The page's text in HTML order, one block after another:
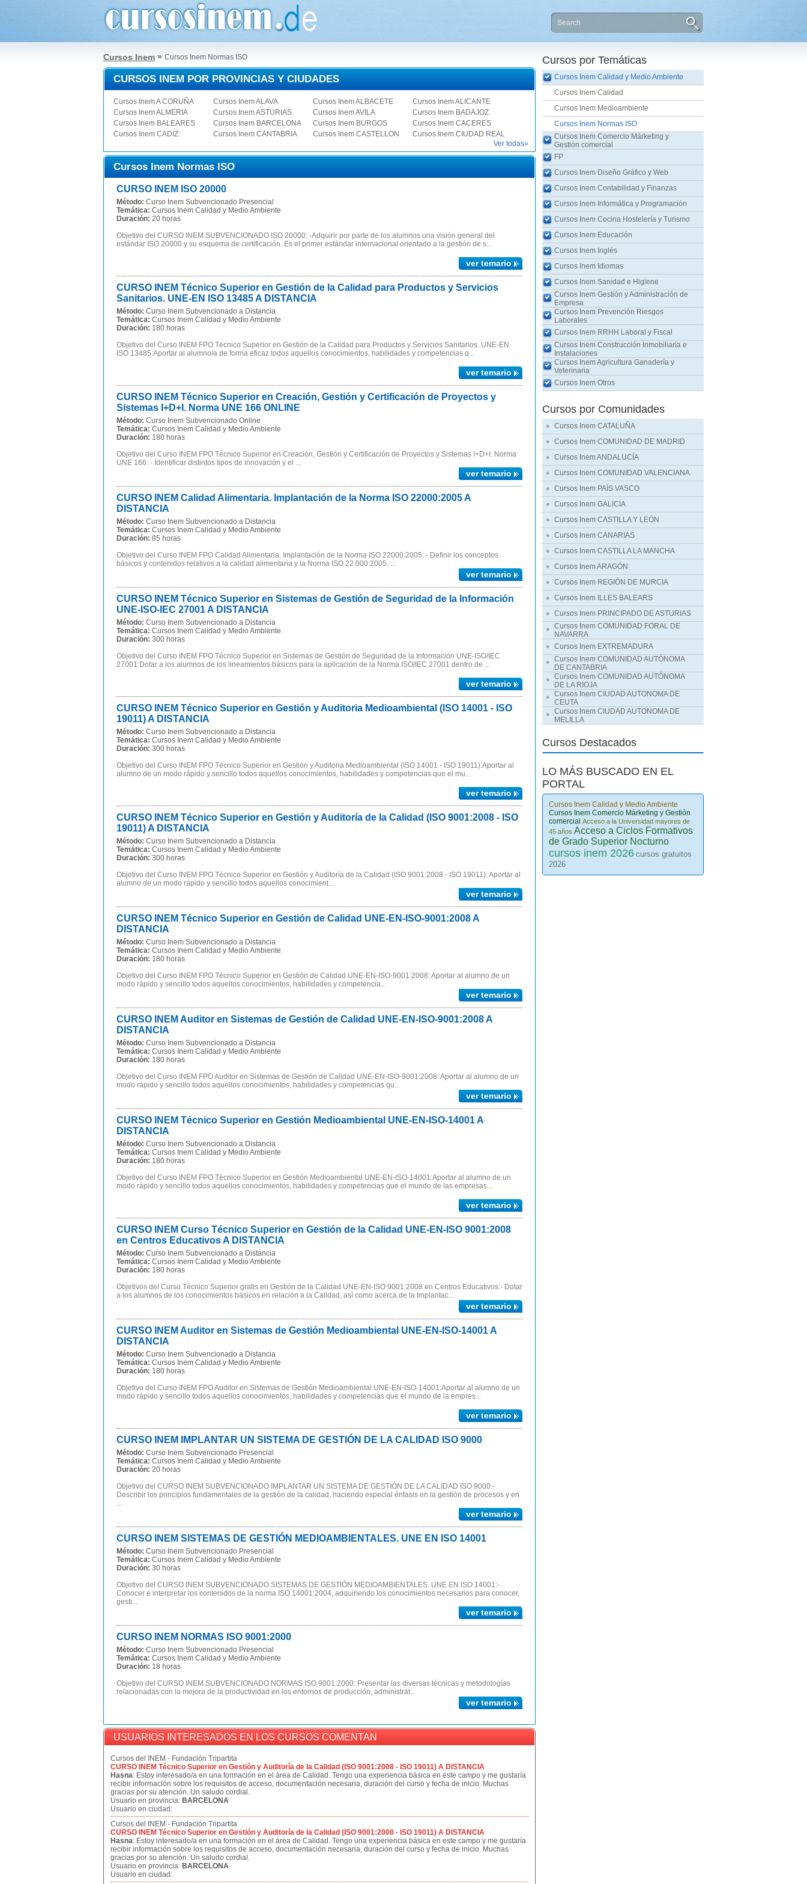
Cursos Inem » Cursos Inem Normas ISO
CURSOS INEM POR PROVINCIAS Y CIUDADES
Cursos Inem A CORUÑA Cursos Inem ALAVA Cursos Inem ALBACETE
Cursos Inem ALICANTE
Cursos Inem ALMERIA
Cursos Inem ASTURIAS Cursos Inem AVILA
Cursos Inem BADAJOZ
Cursos Inem BALEARES
Cursos Inem BARCELONA Cursos Inem BURGOS
Cursos Inem CACERES
Cursos Inem CADIZ
Cursos Inem CANTABRIA Cursos Inem CASTELLON
Cursos Inem CIUDAD REAL
Ver todas»
Cursos Inem Normas ISO
CURSO INEM ISO 20000
Método: Curso Inem Subvencionado Presencial
Temática: Cursos Inem Calidad y Medio Ambiente
Duración: 20 horas
Objetivo del CURSO INEM SUBVENCIONADO ISO 20000: -Adquirir por parte de los alumnos una visión general del
estándar ISO 20000 y su esquema de certificación. Es el primer estándar internacional orientado a la gestión de s...
ver temario
CURSO INEM Técnico Superior en Gestión de la Calidad para Productos y Servicios
Sanitarios. UNE-EN ISO 13485 A DISTANCIA
Método: Curso Inem Subvencionado a Distancia
Temática: Cursos Inem Calidad y Medio Ambiente
Duración: 180 horas
Objetivo del Curso INEM FPO Técnico Superior en Gestión de la Calidad para Productos y Servicios Sanitarios. UNE-EN
ISO 13485:Aportar al alumno/a de forma eficaz todos aquellos conocimientos, habilidades y competencias q...
ver temario
CURSO INEM Técnico Superior en Creación, Gestión y Certificación de Proyectos y
Sistemas I+D+I. Norma UNE 166 ONLINE
Método: Curso Inem Subvencionado Online
Temática: Cursos Inem Calidad y Medio Ambiente
Duración: 180 horas
Objetivo del Curso INEM FPO Técnico Superior en Creación, Gestión y Certificación de Proyectos y Sistemas I+D+I. Norma
UNE 166: - Identificar distintos tipos de innovación y el ...
ver temario
CURSO INEM Calidad Alimentaria. Implantación de la Norma ISO 22000:2005 A
DISTANCIA
Método: Curso Inem Subvencionado a Distancia
Temática: Cursos Inem Calidad y Medio Ambiente
Duración: 85 horas
Objetivo del Curso INEM FPO Calidad Alimentaria. Implantación de la Norma ISO 22000:2005: - Definir los conceptos
básicos y contenidos relativos a la calidad alimentaria y la Norma ISO 22.000:2005. ...
ver temario
CURSO INEM Técnico Superior en Sistemas de Gestión de Seguridad de la Información
UNE-ISO-IEC 27001 A DISTANCIA
Método: Curso Inem Subvencionado a Distancia
Temática: Cursos Inem Calidad y Medio Ambiente
Duración: 300 horas
Objetivo del Curso INEM FPO Técnico Superior en Sistemas de Gestión de Seguridad de la Información UNE-ISO/IEC
27001:Dotar a los alumnos de los lineamientos básicos para la aplicación de la Norma ISO/IEC 27001 dentro de ...
ver temario
CURSO INEM Técnico Superior en Gestión y Auditoria Medioambiental (ISO 14001 - ISO
19011) A DISTANCIA
Método: Curso Inem Subvencionado a Distancia
Temática: Cursos Inem Calidad y Medio Ambiente
Duración: 300 horas
Objetivo del Curso INEM FPO Técnico Superior en Gestión y Auditoria Medioambiental (ISO 14001 - ISO 19011):Aportar al
alumno de un modo rápido y sencillo todos aquellos conocimientos, habilidades y competencias que el mu...
ver temario
CURSO INEM Técnico Superior en Gestión y Auditoría de la Calidad (ISO 9001:2008 - ISO
19011) A DISTANCIA
Método: Curso Inem Subvencionado a Distancia
Temática: Cursos Inem Calidad y Medio Ambiente
Duración: 300 horas
Objetivo del Curso INEM FPO Técnico Superior en Gestión y Auditoría de la Calidad (ISO 9001:2008 - ISO 19011): Aportar al
alumno de un modo rápido y sencillo todos aquellos conocimient...
ver temario
CURSO INEM Técnico Superior en Gestión de Calidad UNE-EN-ISO-9001:2008 A
DISTANCIA
Método: Curso Inem Subvencionado a Distancia
Temática: Cursos Inem Calidad y Medio Ambiente
Duración: 180 horas
Objetivo del Curso INEM FPO Técnico Superior en Gestión de Calidad UNE-EN-ISO-9001:2008: Aportar al alumno de un
modo rápido y sencillo todos aquellos conocimientos, habilidades y competencia...
ver temario
CURSO INEM Auditor en Sistemas de Gestión de Calidad UNE-EN-ISO-9001:2008 A
DISTANCIA
Método: Curso Inem Subvencionado a Distancia
Temática: Cursos Inem Calidad y Medio Ambiente
Duración: 180 horas
Objetivo del Curso INEM FPO Auditor en Sistemas de Gestión de Calidad UNE-EN-ISO-9001:2008: Aportar al alumno de un
modo rápido y sencillo todos aquellos conocimientos, habilidades y competencias qu...
ver temario
CURSO INEM Técnico Superior en Gestión Medioambiental UNE-EN-ISO-14001 A
DISTANCIA
Método: Curso Inem Subvencionado a Distancia
Temática: Cursos Inem Calidad y Medio Ambiente
Duración: 180 horas
Objetivo del Curso INEM FPO Técnico Superior en Gestión Medioambiental UNE-EN-ISO-14001:Aportar al alumno de un
modo rápido y sencillo todos aquellos conocimientos, habilidades y competencias que el mundo de las empresas...
ver temario
CURSO INEM Curso Técnico Superior en Gestión de la Calidad UNE-EN-ISO 9001:2008
en Centros Educativos A DISTANCIA
Método: Curso Inem Subvencionado a Distancia
Temática: Cursos Inem Calidad y Medio Ambiente
Duración: 180 horas
Objetivos del Curso Técnico Superior gratis en Gestión de la Calidad UNE-EN-ISO 9001:2008 en Centros Educativos:- Dotar
a los alumnos de los conocimientos básicos en relación a la Calidad, así como acerca de la Implantac...
ver temario
CURSO INEM Auditor en Sistemas de Gestión Medioambiental UNE-EN-ISO-14001 A
DISTANCIA
Método: Curso Inem Subvencionado a Distancia
Temática: Cursos Inem Calidad y Medio Ambiente
Duración: 180 horas
Objetivo del Curso INEM FPO Auditor en Sistemas de Gestión Medioambiental UNE-EN-ISO-14001:Aportar al alumno de un
modo rápido y sencillo todos aquellos conocimientos, habilidades y competencias que el mundo de la empres...
ver temario
CURSO INEM IMPLANTAR UN SISTEMA DE GESTIÓN DE LA CALIDAD ISO 9000
Método: Curso Inem Subvencionado Presencial
Temática: Cursos Inem Calidad y Medio Ambiente
Duración: 20 horas
Objetivo del CURSO INEM SUBVENCIONADO IMPLANTAR UN SISTEMA DE GESTIÓN DE LA CALIDAD ISO 9000:-
Describir los principios fundamentales de la gestión de la calidad, haciendo especial énfasis en la gestión de procesos y en
...
ver temario
CURSO INEM SISTEMAS DE GESTIÓN MEDIOAMBIENTALES. UNE EN ISO 14001
Método: Curso Inem Subvencionado Presencial
Temática: Cursos Inem Calidad y Medio Ambiente
Duración: 30 horas
Objetivo del CURSO INEM SUBVENCIONADO SISTEMAS DE GESTIÓN MEDIOAMBIENTALES. UNE EN ISO 14001:-
Conocer e interpretar los contenidos de la norma ISO 14001:2004, adquiriendo los conocimientos necesarios para conocer,
gesti...
ver temario
CURSO INEM NORMAS ISO 9001:2000
Método: Curso Inem Subvencionado Presencial
Temática: Cursos Inem Calidad y Medio Ambiente
Duración: 18 horas
Objetivo del CURSO INEM SUBVENCIONADO NORMAS ISO 9001:2000: Presentar las diversas técnicas y metodologías
relacionadas con la mejora de la productividad en los entornos de producción, administrat...
ver temario
USUARIOS INTERESADOS EN LOS CURSOS COMENTAN
Cursos del INEM - Fundación Tripartita
CURSO INEM Técnico Superior en Gestión y Auditoría de la Calidad (ISO 9001:2008 - ISO 19011) A DISTANCIA
Hasna: Estoy interesado/a en una formación en el área de Calidad. Tengo una experiencia básica en este campo y me gustaría
recibir información sobre los requisitos de acceso, documentación necesaria, duración del curso y fecha de inicio. Muchas
gracias por su atención. Un saludo cordial.
Usuario en provincia: BARCELONA
Usuario en ciudad:
Cursos del INEM - Fundación Tripartita
CURSO INEM Técnico Superior en Gestión y Auditoría de la Calidad (ISO 9001:2008 - ISO 19011) A DISTANCIA
Hasna: Estoy interesado/a en una formación en el área de Calidad. Tengo una experiencia básica en este campo y me gustaría
recibir información sobre los requisitos de acceso, documentación necesaria, duración del curso y fecha de inicio. Muchas
gracias por su atención. Un saludo cordial.
Usuario en provincia: BARCELONA
Usuario en ciudad:
Cursos por Temáticas
Cursos Inem Calidad y Medio Ambiente
Cursos Inem Calidad
Cursos Inem Medioambiente
Cursos Inem Normas ISO
Cursos Inem Comercio Márketing y
Gestión comercial
FP
Cursos Inem Diseño Gráfico y Web
Cursos Inem Contabilidad y Finanzas
Cursos Inem Informática y Programación
Cursos Inem Cocina Hostelería y Turismo
Cursos Inem Educación
Cursos Inem Inglés
Cursos Inem Idiomas
Cursos Inem Sanidad e Higiene
Cursos Inem Gestión y Administración de
Empresa
Cursos Inem Prevención Riesgos
Laborales
Cursos Inem RRHH Laboral y Fiscal
Cursos Inem Construcción Inmobiliaria e
Instalaciones
Cursos Inem Agricultura Ganadería y
Veterinaria
Cursos Inem Otros
Cursos por Comunidades
Cursos Inem CATALUÑA
Cursos Inem COMUNIDAD DE MADRID
Cursos Inem ANDALUCÍA
Cursos Inem COMUNIDAD VALENCIANA
Cursos Inem PAÍS VASCO
Cursos Inem GALICIA
Cursos Inem CASTILLA Y LEÓN
Cursos Inem CANARIAS
Cursos Inem CASTILLA LA MANCHA
Cursos Inem ARAGÓN
Cursos Inem REGIÓN DE MURCIA
Cursos Inem ILLES BALEARS
Cursos Inem PRINCIPADO DE ASTURIAS
Cursos Inem COMUNIDAD FORAL DE
NAVARRA
Cursos Inem EXTREMADURA
Cursos Inem COMUNIDAD AUTÓNOMA
DE CANTABRIA
Cursos Inem COMUNIDAD AUTÓNOMA
DE LA RIOJA
Cursos Inem CIUDAD AUTONOMA DE
CEUTA
Cursos Inem CIUDAD AUTONOMA DE
MELILLA
Cursos Destacados
LO MÁS BUSCADO EN EL
PORTAL
Cursos Inem Calidad y Medio Ambiente
Cursos Inem Comercio Márketing y Gestión
comercial Acceso a la Universidad mayores de
45 años Acceso a Ciclos Formativos
de Grado Superior Nocturno
cursos inem 2026 cursos gratuitos
2026